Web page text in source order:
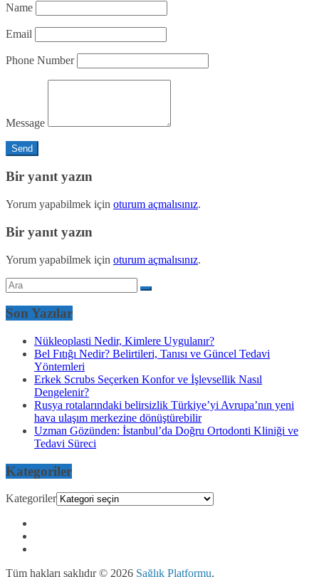
Name
Email
Phone Number
Message
Bir yanıt yazın
Yorum yapabilmek için oturum açmalısınız.
Bir yanıt yazın
Yorum yapabilmek için oturum açmalısınız.
Son Yazılar
Nükleoplasti Nedir, Kimlere Uygulanır?
Bel Fıtığı Nedir? Belirtileri, Tanısı ve Güncel Tedavi
Yöntemleri
Erkek Scrubs Seçerken Konfor ve İşlevsellik Nasıl
Dengelenir?
Rusya rotalarındaki belirsizlik Türkiye’yi Avrupa’nın yeni
hava ulaşım merkezine dönüştürebilir
Uzman Gözünden: İstanbul’da Doğru Ortodonti Kliniği ve
Tedavi Süreci
Kategoriler
Kategoriler
Tüm hakları saklıdır © 2026 Sağlık Platformu.